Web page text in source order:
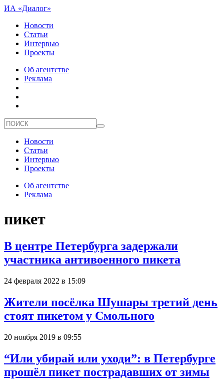
ИА «Диалог»
Новости
Статьи
Интервью
Проекты
Об агентстве
Реклама
Новости
Статьи
Интервью
Проекты
Об агентстве
Реклама
пикет
В центре Петербурга задержали
участника антивоенного пикета
24 февраля 2022 в 15:09
Жители посёлка Шушары третий день
стоят пикетом у Смольного
20 ноября 2019 в 09:55
“Или убирай или уходи”: в Петербурге
прошёл пикет пострадавших от зимы